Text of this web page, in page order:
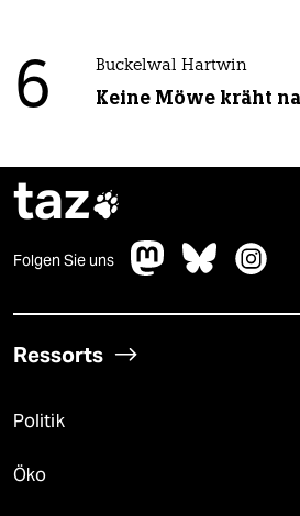
6 Buckelwal Hartwin
Keine Möwe kräht
taz
Folgen Sie uns
Ressorts
Politik
Öko